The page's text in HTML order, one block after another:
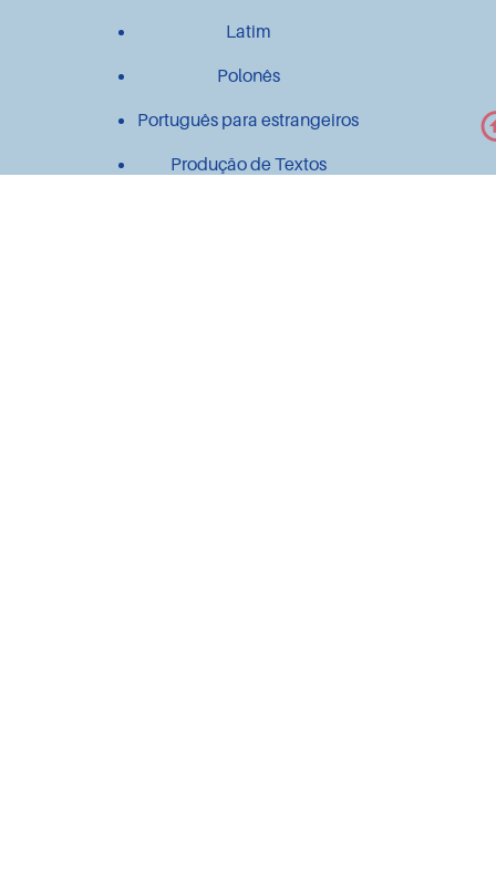
Latim
Polonês
Português para estrangeiros
Produção de Textos